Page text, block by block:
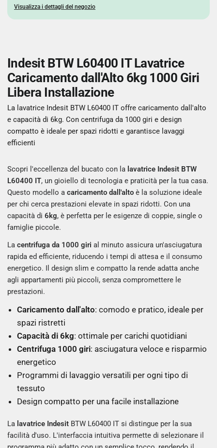
Visualizza i dettagli del negozio
Indesit BTW L60400 IT Lavatrice
Caricamento dall'Alto 6kg 1000 Giri
Libera Installazione
La lavatrice Indesit BTW L60400 IT offre caricamento dall'alto
e capacità di 6kg. Con centrifuga da 1000 giri e design
compatto è ideale per spazi ridotti e garantisce lavaggi
efficienti
Scopri l'eccellenza del bucato con la lavatrice Indesit BTW
L60400 IT, un gioiello di tecnologia e praticità per la tua casa.
Questo modello acaricamento dall'alto è la soluzione ideale
per chi cerca prestazioni elevate in spazi ridotti. Con una
capacità di6kg, è perfetta per le esigenze di coppie, single o
famiglie piccole.
Lacentrifuga da 1000 giri al minuto assicura un'asciugatura
rapida ed efficiente, riducendo i tempi di attesa e il consumo
energetico. Il design slim e compatto la rende adatta anche
agli appartamenti più piccoli, senza compromettere le
prestazioni.
Caricamento dall'alto: comodo e pratico, ideale per
spazi ristretti
Capacità di 6kg: ottimale per carichi quotidiani
Centrifuga 1000 giri: asciugatura veloce e risparmio
energetico
Programmi di lavaggio versatili per ogni tipo di
tessuto
Design compatto per una facile installazione
La lavatrice Indesit BTW L60400 IT si distingue per la sua
facilità d'uso. L'interfaccia intuitiva permette di selezionare il